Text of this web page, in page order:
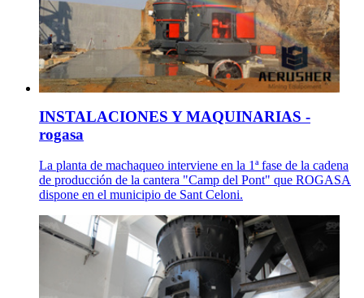
INSTALACIONES Y MAQUINARIAS -
rogasa
La planta de machaqueo interviene en la 1ª fase de la cadena
de producción de la cantera "Camp del Pont" que ROGASA
dispone en el municipio de Sant Celoni.